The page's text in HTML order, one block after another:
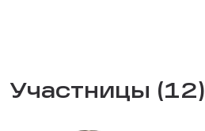
Участницы (12)